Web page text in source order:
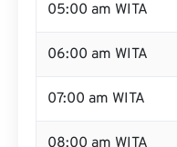
05:00 am WITA
06:00 am WITA
07:00 am WITA
08:00 am WITA